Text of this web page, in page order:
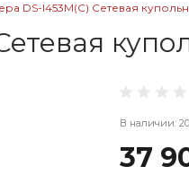
DS-I453M(C) Сетевая
В наличии:
37